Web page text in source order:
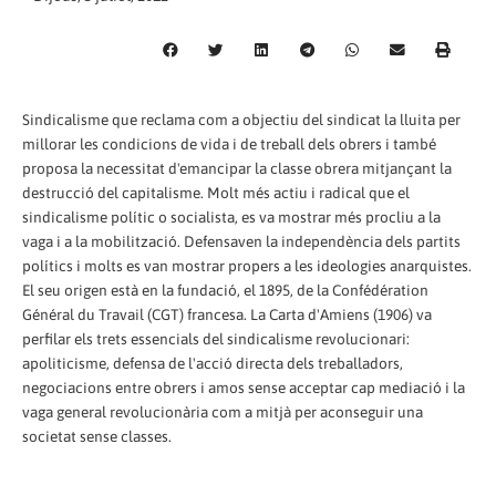
Sindicalisme que reclama com a objectiu del sindicat la lluita per
millorar les condicions de vida i de treball dels obrers i també
proposa la necessitat d'emancipar la classe obrera mitjançant la
destrucció del capitalisme. Molt més actiu i radical que el
sindicalisme polític o socialista, es va mostrar més procliu a la
vaga i a la mobilització. Defensaven la independència dels partits
polítics i molts es van mostrar propers a les ideologies anarquistes.
El seu origen està en la fundació, el 1895, de la Confédération
Général du Travail (CGT) francesa. La Carta d'Amiens (1906) va
perfilar els trets essencials del sindicalisme revolucionari:
apoliticisme, defensa de l'acció directa dels treballadors,
negociacions entre obrers i amos sense acceptar cap mediació i la
vaga general revolucionària com a mitjà per aconseguir una
societat sense classes.